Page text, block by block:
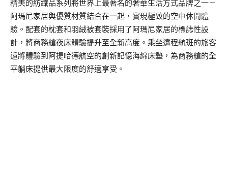
精美的紡織品系列將世界上最著名的奢華生活方式品牌之一－
阿瑪尼家居與優質材質結合在一起，實現極致的空中休閒體
驗。配套的枕套和羽絨被套裝採用了阿瑪尼家居的標誌性設
計，將商務艙夜床體驗提升至全新高度。乘坐遠程航班的旅客
還將體驗到阿提哈德航空的創新記憶海綿床墊，為商務艙的全
平躺床提供最大限度的舒適享受。